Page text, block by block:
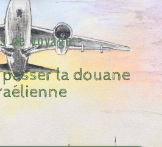
de voyage >
la douane